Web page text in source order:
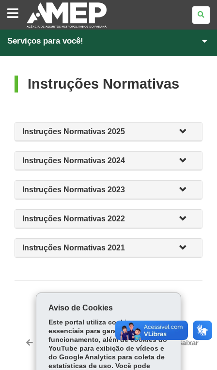
AGÊNCIA
DE
ASSUNTOS
METROPOLITANOS
DO
PARANÁ
Serviços para você!
Instruções Normativas
Instruções Normativas 2025
Instruções Normativas 2024
Instruções Normativas 2023
Instruções Normativas 2022
Instruções Normativas 2021
ce
bo
ok
Tw
itt
er
ha
ts
Ap
p
Voltar Início Imprimir Baixar
Aviso de Cookies
Este portal utiliza cookies
essenciais para garantir seu
funcionamento, além de cookies do
YouTube para exibição de vídeos e
do Google Analytics para coleta de
estatísticas de uso. Você pode